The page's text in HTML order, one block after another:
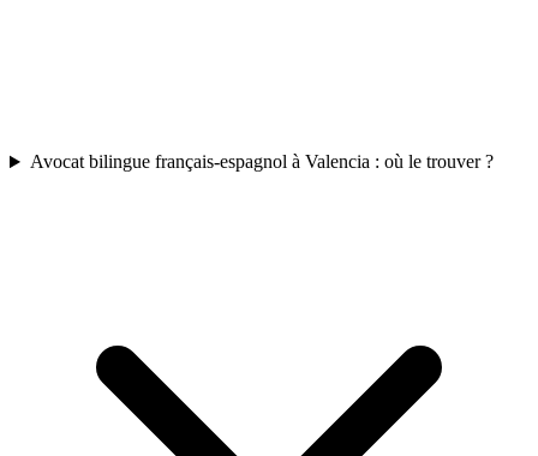
Avocat bilingue français-espagnol à Valencia : où le trouver ?